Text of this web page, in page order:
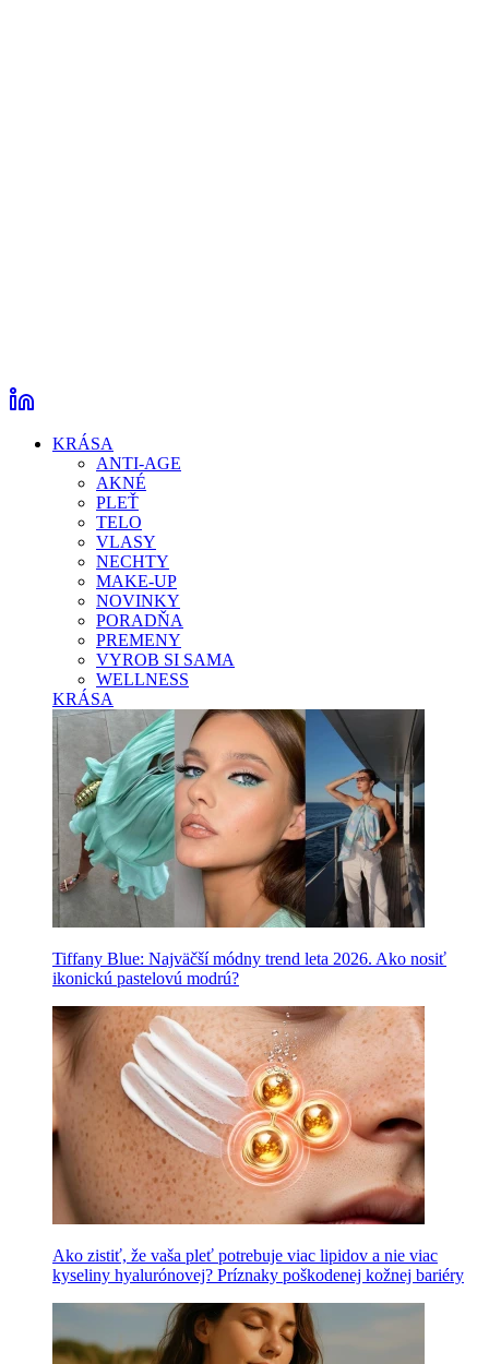
KRÁSA
ANTI-AGE
AKNÉ
PLEŤ
TELO
VLASY
NECHTY
MAKE-UP
NOVINKY
PORADŇA
PREMENY
VYROB SI SAMA
WELLNESS
KRÁSA
Tiffany Blue: Najväčší módny trend leta 2026. Ako nosiť
ikonickú pastelovú modrú?
Ako zistiť, že vaša pleť potrebuje viac lipidov a nie viac
kyseliny hyalurónovej? Príznaky poškodenej kožnej bariéry